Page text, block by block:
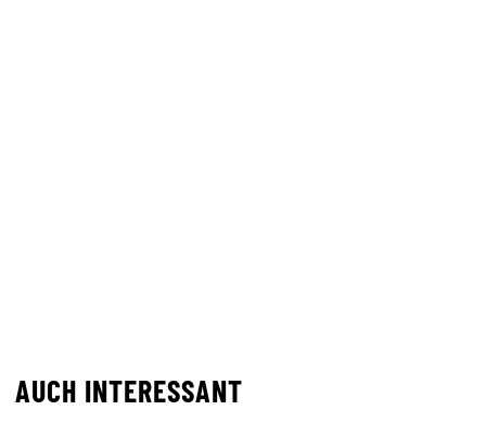
AUCH INTERESSANT